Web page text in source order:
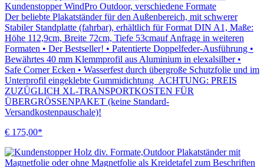
Kundenstopper WindPro Outdoor, verschiedene Formate
Der beliebte Plakatständer für den Außenbereich, mit schwerer
Stabiler Standplatte (fahrbar), erhältlich für Format DIN A1, Maße:
Höhe 112,9cm, Breite 72cm, Tiefe 53cmauf Anfrage in weiteren
Formaten • Der Bestseller! • Patentierte Doppelfeder-Ausführung •
Bewährtes 40 mm Klemmprofil aus Aluminium in elexalsilber •
Safe Corner Ecken • Wasserfest durch übergroße Schutzfolie und im
Unterprofil eingeklebte Gummidichtung ACHTUNG: PREIS
ZUZÜGLICH XL-TRANSPORTKOSTEN FÜR
ÜBERGRÖSSENPAKET (keine Standard-
Versandkostenpauschale)!
€ 175,00*